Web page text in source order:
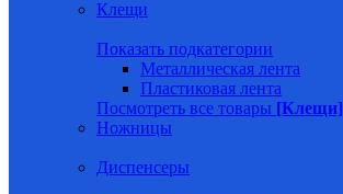
Клещи
Показать подкатегории
Металлическая лента
Пластиковая лента
Посмотреть все товары [Клещи]
Ножницы
Диспенсеры